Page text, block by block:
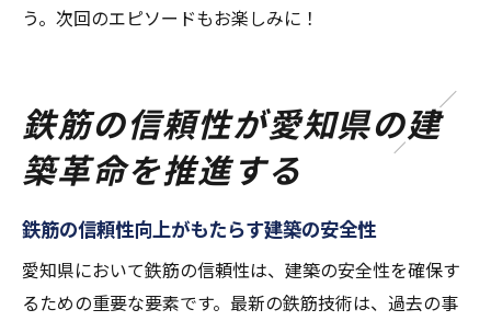
う。次回のエピソードもお楽しみに！
鉄筋の信頼性が愛知県の建
築革命を推進する
鉄筋の信頼性向上がもたらす建築の安全性
愛知県において鉄筋の信頼性は、建築の安全性を確保す
るための重要な要素です。最新の鉄筋技術は、過去の事